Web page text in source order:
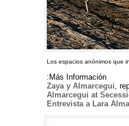
Los espacios anónimos que
Más Información:
Zaya y Almarcegui
Almarcegui at
Entrevista a Lara